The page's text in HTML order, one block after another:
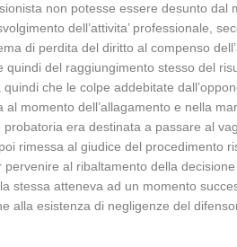
non potesse essere desunto dal
dell’attivita’ professionale,
di perdita del diritto al compenso
del raggiungimento stesso del
che le colpe addebitate
momento dell’allagamento e nella
era destinata a passare al
rimessa al giudice del procedimento
al ribaltamento della
atteneva ad un momento
alla esistenza di negligenze del